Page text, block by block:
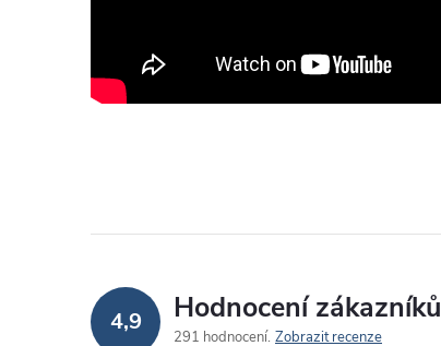
4,9 Hodnocení zákazníků
291 hodnocení Zobrazit recenze